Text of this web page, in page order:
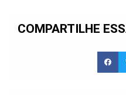
COMPARTILHE